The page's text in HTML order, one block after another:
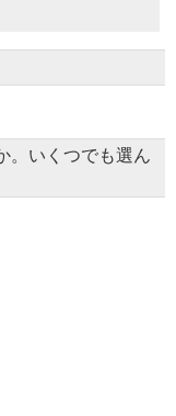
。いくつでも選ん